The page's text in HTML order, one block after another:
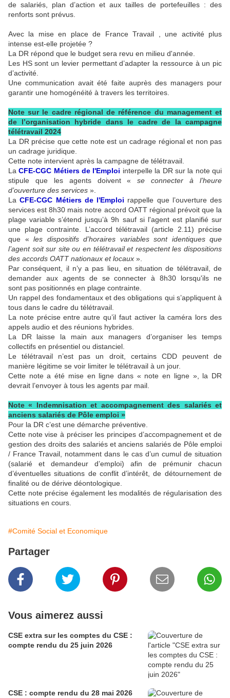
de salariés, plan d’action et aux tailles de portefeuilles : des
renforts sont prévus.
Avec la mise en place de France Travail , une activité plus
intense est-elle projetée ?
La DR répond que le budget sera revu en milieu d'année.
Les HS sont un levier permettant d’adapter la ressource à un pic
d’activité.
Une communication avait été faite auprès des managers pour
garantir une homogénéité à travers les territoires.
Note sur le cadre régional de référence du management et
de l’organisation hybride dans le cadre de la campagne
télétravail 2024
La DR précise que cette note est un cadrage régional et non pas
un cadrage juridique.
Cette note intervient après la campagne de télétravail.
LaCFE-CGC Métiers de l'Emploi interpelle la DR sur la note qui
stipule que les agents doivent «se connecter à l’heure
d’ouverture des services ».
LaCFE-CGC Métiers de l'Emploi rappelle que l’ouverture des
services est 8h30 mais notre accord OATT régional prévoit que la
plage variable s’étend jusqu’à 9h sauf si l'agent est planifié sur
une plage contrainte. L’accord télétravail (article 2.11) précise
que « les dispositifs d’horaires variables sont identiques que
l’agent soit sur site ou en télétravail et respectent les dispositions
des accords OATT nationaux et locaux ».
Par conséquent, il n’y a pas lieu, en situation de télétravail, de
demander aux agents de se connecter à 8h30 lorsqu'ils ne
sont pas positionnés en plage contrainte.
Un rappel des fondamentaux et des obligations qui s’appliquent à
tous dans le cadre du télétravail.
La note précise entre autre qu’il faut activer la caméra lors des
appels audio et des réunions hybrides.
La DR laisse la main aux managers d’organiser les temps
collectifs en présentiel ou distanciel.
Le télétravail n’est pas un droit, certains CDD peuvent de
manière légitime se voir limiter le télétravail à un jour.
Cette note a été mise en ligne dans « note en ligne », la DR
devrait l’envoyer à tous les agents par mail.
Note « Indemnisation et accompagnement des salariés et
anciens salariés de Pôle emploi »
Pour la DR c’est une démarche préventive.
Cette note vise à préciser les principes d’accompagnement et de
gestion des droits des salariés et anciens salariés de Pôle emploi
/ France Travail, notamment dans le cas d’un cumul de situation
(salarié et demandeur d’emploi) afin de prémunir chacun
d’éventuelles situations de conflit d’intérêt, de détournement de
finalité ou de dérive déontologique.
Cette note précise également les modalités de régularisation des
situations en cours.
#Comité Social et Economique
Partager
Vous aimerez aussi
CSE extra sur les comptes du CSE :
compte rendu du 25 juin 2026
CSE : compte rendu du 28 mai 2026